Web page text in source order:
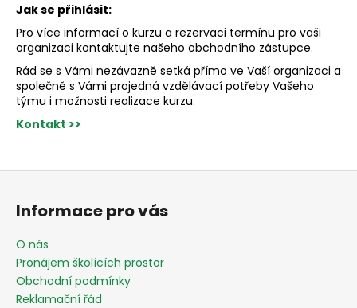
Jak se přihlásit:
Pro více informací o kurzu a rezervaci termínu pro vaši
organizaci kontaktujte našeho obchodního zástupce.
Rád se s Vámi nezávazně setká přímo ve Vaší organizaci a
společně s Vámi projedná vzdělávací potřeby Vašeho
týmu i možnosti realizace kurzu.
Kontakt >>
Z
Informace pro vás
O nás
Pronájem školících prostor
Obchodní podmínky
Reklamační řád